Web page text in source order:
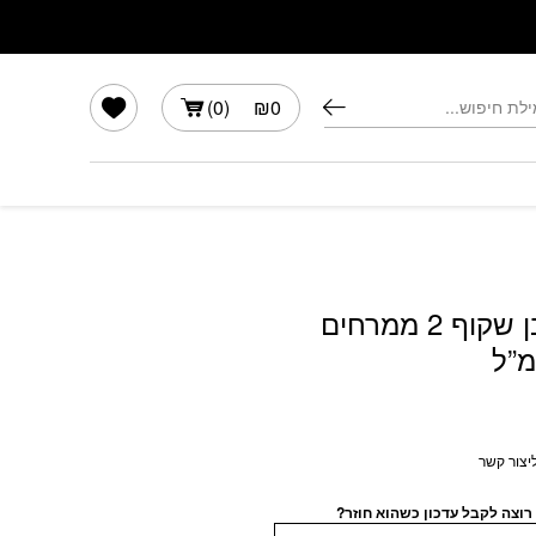
₪0
(
0
)
אריזת מלבן שקוף 2 ממרחים
קשר
לקבל עדכון כשהוא חוזר?